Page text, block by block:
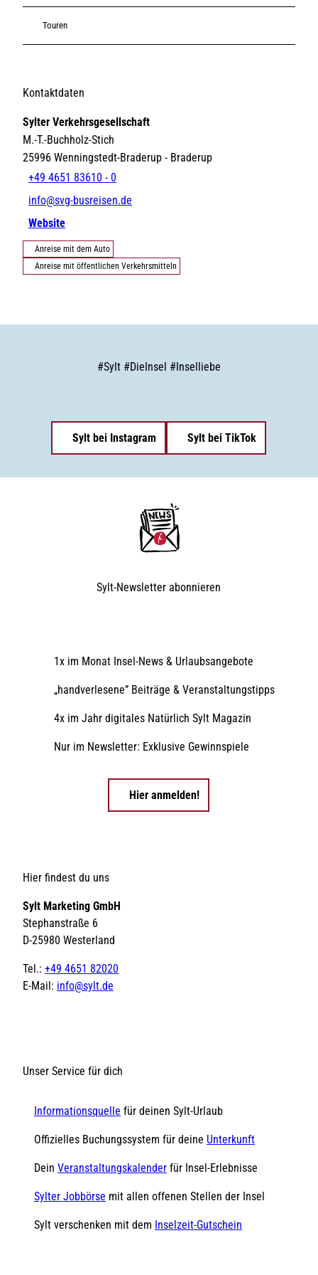
Touren
Kontaktdaten
Sylter Verkehrsgesellschaft
M.-T.-Buchholz-Stich
25996 Wenningstedt-Braderup - Braderup
+49 4651 83610 - 0
info@svg-busreisen.de
Website
Anreise mit dem Auto
Anreise mit öffentlichen Verkehrsmitteln
#Sylt #DieInsel #Inselliebe
Sylt bei Instagram Sylt bei TikTok
Sylt-Newsletter abonnieren
1x im Monat Insel-News & Urlaubsangebote
„handverlesene” Beiträge & Veranstaltungstipps
4x im Jahr digitales Natürlich Sylt Magazin
Nur im Newsletter: Exklusive Gewinnspiele
Hier anmelden!
Hier findest du uns
Sylt Marketing GmbH
Stephanstraße 6
D-25980 Westerland
Tel.: +49 4651 82020
E-Mail: info@sylt.de
Unser Service für dich
Informationsquelle für deinen Sylt-Urlaub
Offizielles Buchungssystem für deine Unterkunft
Dein Veranstaltungskalender für Insel-Erlebnisse
Sylter Jobbörse mit allen offenen Stellen der Insel
Sylt verschenken mit dem Inselzeit-Gutschein